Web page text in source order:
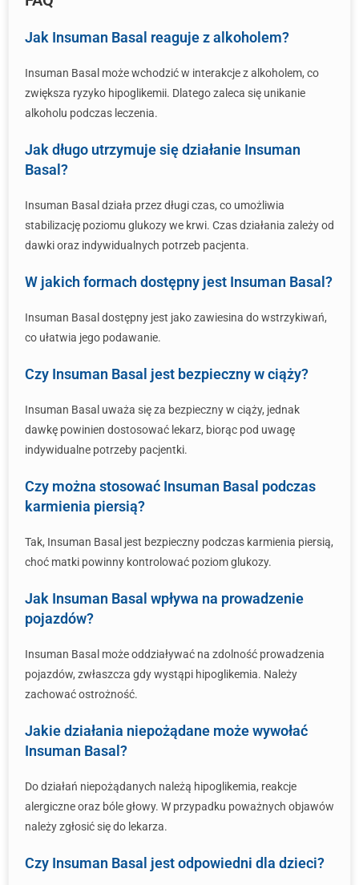
Jak Insuman Basal reaguje z alkoholem?
Insuman Basal może wchodzić w interakcje z alkoholem, co
zwiększa ryzyko hipoglikemii. Dlatego zaleca się unikanie
alkoholu podczas leczenia.
Jak długo utrzymuje się działanie Insuman
Basal?
Insuman Basal działa przez długi czas, co umożliwia
stabilizację poziomu glukozy we krwi. Czas działania zależy od
dawki oraz indywidualnych potrzeb pacjenta.
W jakich formach dostępny jest Insuman Basal?
Insuman Basal dostępny jest jako zawiesina do wstrzykiwań,
co ułatwia jego podawanie.
Czy Insuman Basal jest bezpieczny w ciąży?
Insuman Basal uważa się za bezpieczny w ciąży, jednak
dawkę powinien dostosować lekarz, biorąc pod uwagę
indywidualne potrzeby pacjentki.
Czy można stosować Insuman Basal podczas
karmienia piersią?
Tak, Insuman Basal jest bezpieczny podczas karmienia piersią,
choć matki powinny kontrolować poziom glukozy.
Jak Insuman Basal wpływa na prowadzenie
pojazdów?
Insuman Basal może oddziaływać na zdolność prowadzenia
pojazdów, zwłaszcza gdy wystąpi hipoglikemia. Należy
zachować ostrożność.
Jakie działania niepożądane może wywołać
Insuman Basal?
Do działań niepożądanych należą hipoglikemia, reakcje
alergiczne oraz bóle głowy. W przypadku poważnych objawów
należy zgłosić się do lekarza.
Czy Insuman Basal jest odpowiedni dla dzieci?